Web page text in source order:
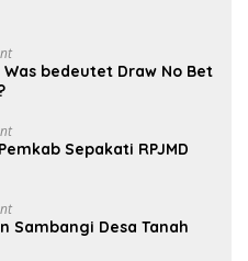
bedeutet Draw No Bet
Sepakati RPJMD
Sambangi Desa Tanah